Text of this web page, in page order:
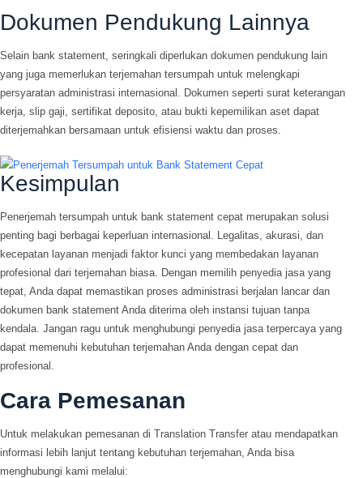
Dokumen Pendukung Lainnya
Selain bank statement, seringkali diperlukan dokumen pendukung lain
yang juga memerlukan terjemahan tersumpah untuk melengkapi
persyaratan administrasi internasional. Dokumen seperti surat keterangan
kerja, slip gaji, sertifikat deposito, atau bukti kepemilikan aset dapat
diterjemahkan bersamaan untuk efisiensi waktu dan proses.
Kesimpulan
Penerjemah tersumpah untuk bank statement cepat merupakan solusi
penting bagi berbagai keperluan internasional. Legalitas, akurasi, dan
kecepatan layanan menjadi faktor kunci yang membedakan layanan
profesional dari terjemahan biasa. Dengan memilih penyedia jasa yang
tepat, Anda dapat memastikan proses administrasi berjalan lancar dan
dokumen bank statement Anda diterima oleh instansi tujuan tanpa
kendala. Jangan ragu untuk menghubungi penyedia jasa terpercaya yang
dapat memenuhi kebutuhan terjemahan Anda dengan cepat dan
profesional.
Cara Pemesanan
Untuk melakukan pemesanan di Translation Transfer atau mendapatkan
informasi lebih lanjut tentang kebutuhan terjemahan, Anda bisa
menghubungi kami melalui: